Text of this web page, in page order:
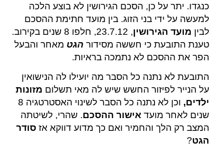
כנגדו. יתר על כן, הסכם הגירושין לא בוצע הלכה
למעשה על ידי בני הזוג. בין מועד חתימת ההסכם
לבין מועד הגירושין
, 23.7.12, חלפו 8 שנים בקירוב.
טענת התובעת כי חששה מסידור הגט מאחר והבעל
הפר את ההסכם לא נתמכה בראיות.
התובעת לא נתנה כל הסבר מה יועילו לה הנישואין
על הנייר לפיזור החשש שיש לה מאי תשלום מזונות
ילדים,
וכן לא נתנה כל הסבר לשינוי האסטרטגיה 8
שנים לאחר מועד אישור ההסכם. שהרי, לשיטתה
המצב רק הלך והחמיר ואם כך מדוע דווקא אז סודר
הגט?